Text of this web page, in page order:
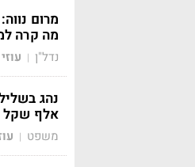
מה קרה
נדל"ן |
אלף שקל
משפט |